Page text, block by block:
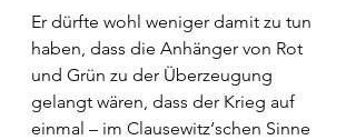
Er dürfte wohl weniger damit zu tun
haben, dass die Anhänger von Rot
und Grün zu der Überzeugung
gelangt wären, dass der Krieg auf
einmal – im Clausewitz‘schen Sinne